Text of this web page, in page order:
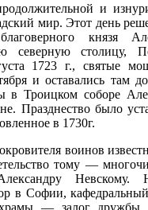
и
мир. Этот день
князя
столицу,
1723 г., святые
и оставались там
в Троицком соборе
Празднество было
в 1730г.
воинов
тому —
Невскому.
в Софии,
— залог дружбы